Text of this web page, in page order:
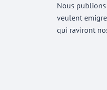
Nous
veulent
qui raviront